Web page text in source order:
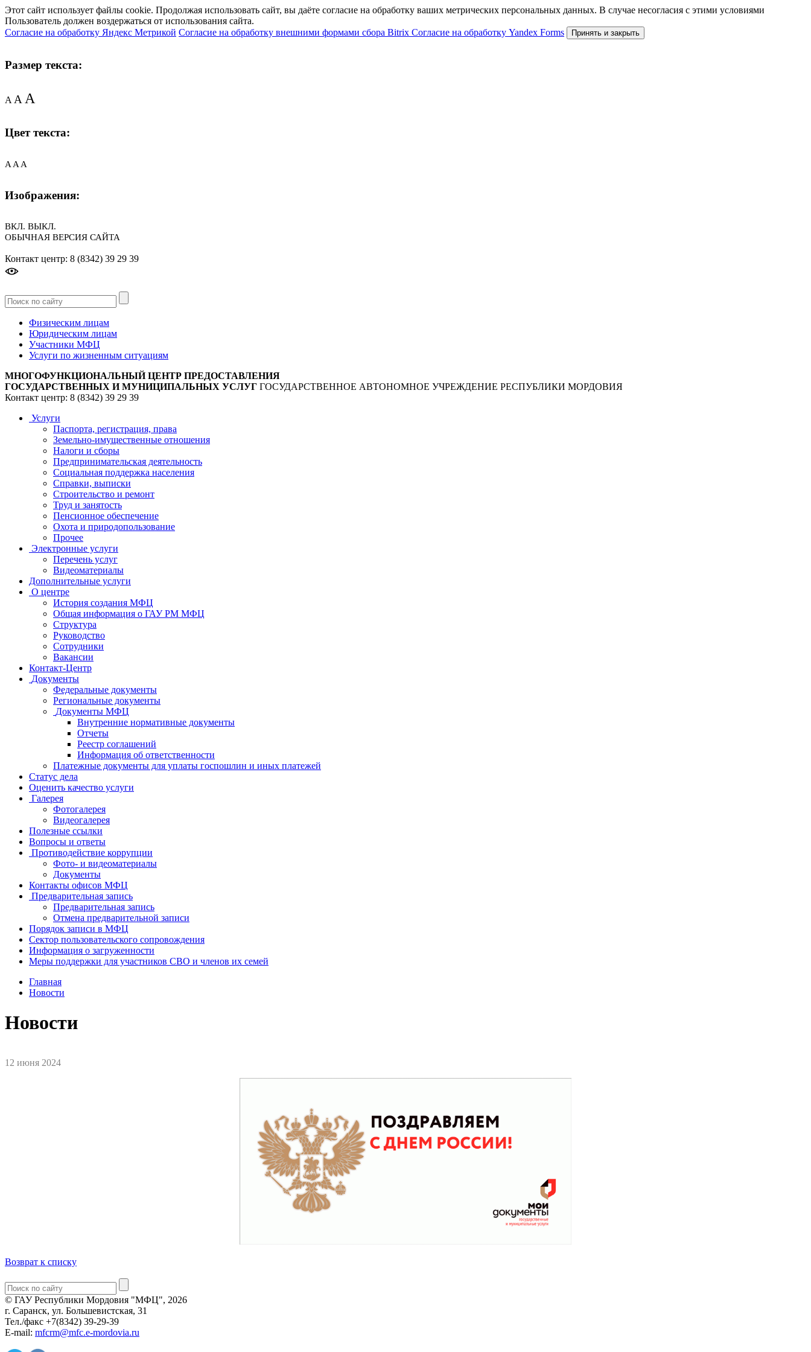
Этот сайт использует файлы cookie. Продолжая использовать сайт, вы даёте согласие на обработку ваших метрических персональных данных. В случае несогласия с этими условиями
Пользователь должен воздержаться от использования сайта.
Согласие на обработку Яндекс Метрикой Согласие на обработку внешними формами сбора Bitrix Согласие на обработку Yandex Forms Принять и закрыть
Размер текста:
AAA
Цвет текста:
A A A
Изображения:
ВКЛ. ВЫКЛ.
ОБЫЧНАЯ ВЕРСИЯ САЙТА
Контакт центр: 8 (8342) 39 29 39
Физическим лицам
Юридическим лицам
Участники МФЦ
Услуги по жизненным ситуациям
МНОГОФУНКЦИОНАЛЬНЫЙ ЦЕНТР ПРЕДОСТАВЛЕНИЯ
ГОСУДАРСТВЕННЫХ И МУНИЦИПАЛЬНЫХ УСЛУГ ГОСУДАРСТВЕННОЕ АВТОНОМНОЕ УЧРЕЖДЕНИЕ РЕСПУБЛИКИ МОРДОВИЯ
Контакт центр: 8 (8342) 39 29 39
Услуги
Паспорта, регистрация, права
Земельно-имущественные отношения
Налоги и сборы
Предпринимательская деятельность
Социальная поддержка населения
Справки, выписки
Строительство и ремонт
Труд и занятость
Пенсионное обеспечение
Охота и природопользование
Прочее
Электронные услуги
Перечень услуг
Видеоматериалы
Дополнительные услуги
О центре
История создания МФЦ
Общая информация о ГАУ РМ МФЦ
Структура
Руководство
Сотрудники
Вакансии
Контакт-Центр
Документы
Федеральные документы
Региональные документы
Документы МФЦ
Внутренние нормативные документы
Отчеты
Реестр соглашений
Информация об ответственности
Платежные документы для уплаты госпошлин и иных платежей
Статус дела
Оценить качество услуги
Галерея
Фотогалерея
Видеогалерея
Полезные ссылки
Вопросы и ответы
Противодействие коррупции
Фото- и видеоматериалы
Документы
Контакты офисов МФЦ
Предварительная запись
Предварительная запись
Отмена предварительной записи
Порядок записи в МФЦ
Сектор пользовательского сопровождения
Информация о загруженности
Меры поддержки для участников СВО и членов их семей
Главная
Новости
Новости
12 июня 2024
Возврат к списку
© ГАУ Республики Мордовия "МФЦ", 2026
г. Саранск, ул. Большевистская, 31
Тел./факс +7(8342) 39-29-39
E-mail: mfcrm@mfc.e-mordovia.ru